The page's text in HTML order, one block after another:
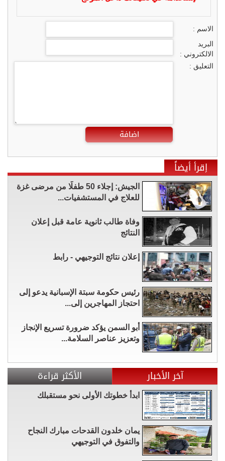
الاسم :
البريد
الالكتروني :
التعليق :
اضافة
إقرأ أيضاً
الجيش: إجلاء 50 طفلًا من مرضى غزة
للعلاج في المستشفيات...
وفاة طالب ثانوية عامة قبل إعلان
النتائج
إعلان نتائج التوجيهي - رابط
رئيس حكومة سبتة الإسبانية يدعو إلى
احتجاز المهاجرين إلى...
أبو السمن يؤكد ضرورة تسريع الإنجاز
وتعزيز عناصر السلامة...
آخر الأخبار الأكثر قراءة
ابدأ خطوتك الأولى نحو مستقبلك
يمان خلدون القدحات مبارك النجاح
والتفوق في التوجيهي